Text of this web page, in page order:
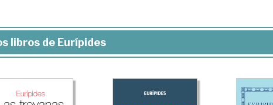
libros de Eurípides